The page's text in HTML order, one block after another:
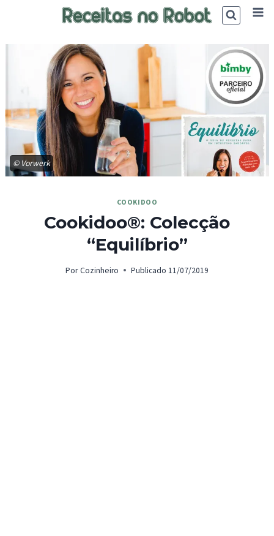
© Vorwerk
COOKIDOO
Cookidoo®: Colecção
“Equilíbrio”
Por Cozinheiro Publicado 11/07/2019